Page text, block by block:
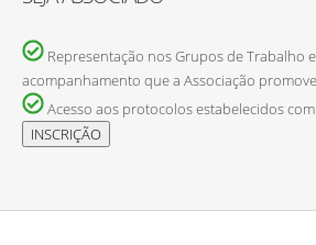
Representação nos Grupos de Trabalho
acompanhamento que a Associação
Acesso aos protocolos estabelecidos